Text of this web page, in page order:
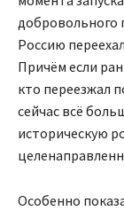
добровольного
Россию
Причём если
кто переезжал
сейчас всё
историческую
Особенно